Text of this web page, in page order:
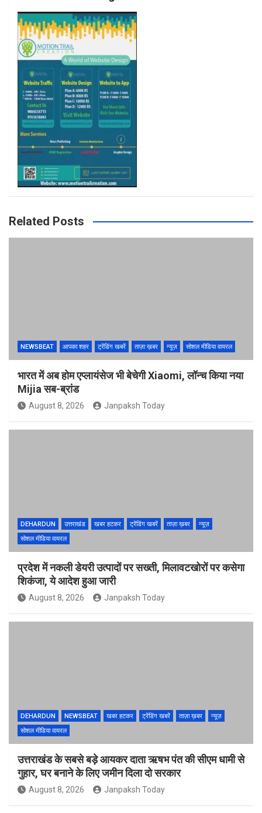
o
k
r
a
m
Related Posts
NEWSBEAT आपका शहर ट्रेंडिंग खबरें ताज़ा ख़बर न्यूज़ सोशल मीडिया वायरल
भारत में अब होम एप्लायंसेज भी बेचेगी Xiaomi, लॉन्च किया नया
Mijia सब-ब्रांड
August 8, 2026 Janpaksh Today
DEHARDUN उत्तराखंड खबर हटकर ट्रेंडिंग खबरें ताज़ा ख़बर
न्यूज़
सोशल मीडिया वायरल
प्रदेश में नकली डेयरी उत्पादों पर सख्ती, मिलावटखोरों पर कसेगा
शिकंजा, ये आदेश हुआ जारी
August 8, 2026 Janpaksh Today
DEHARDUN NEWSBEAT खबर हटकर ट्रेंडिंग खबरें ताज़ा ख़बर
न्यूज़
सोशल मीडिया वायरल
उत्तराखंड के सबसे बड़े आयकर दाता ऋषभ पंत की सीएम धामी से
गुहार, घर बनाने के लिए जमीन दिला दो सरकार
August 8, 2026 Janpaksh Today